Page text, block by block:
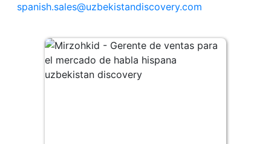
spanish.sales@uzbekistandiscovery.com